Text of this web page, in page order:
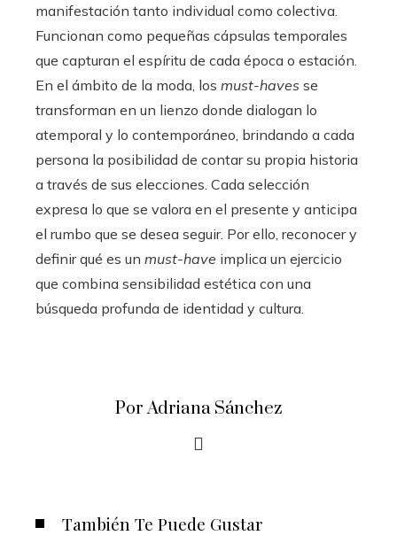
manifestación tanto individual como colectiva.
Funcionan como pequeñas cápsulas temporales
que capturan el espíritu de cada época o estación.
En el ámbito de la moda, los must-haves se
transforman en un lienzo donde dialogan lo
atemporal y lo contemporáneo, brindando a cada
persona la posibilidad de contar su propia historia
a través de sus elecciones. Cada selección
expresa lo que se valora en el presente y anticipa
el rumbo que se desea seguir. Por ello, reconocer y
definir qué es un must-have implica un ejercicio
que combina sensibilidad estética con una
búsqueda profunda de identidad y cultura.
Por Adriana Sánchez
También Te Puede Gustar